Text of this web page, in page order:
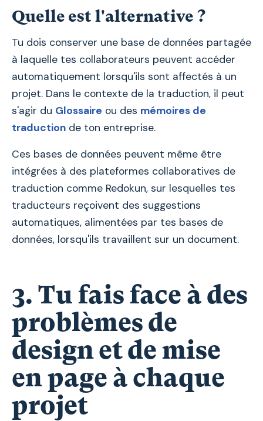
Quelle est l'alternative ?
Tu dois conserver une base de données partagée
à laquelle tes collaborateurs peuvent accéder
automatiquement lorsqu'ils sont affectés à un
projet. Dans le contexte de la traduction, il peut
s'agir du Glossaire ou des mémoires de
traduction de ton entreprise.
Ces bases de données peuvent même être
intégrées à des plateformes collaboratives de
traduction comme Redokun, sur lesquelles tes
traducteurs reçoivent des suggestions
automatiques, alimentées par tes bases de
données, lorsqu'ils travaillent sur un document.
3. Tu fais face à des
problèmes de
design et de mise
en page à chaque
projet